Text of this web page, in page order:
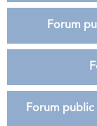
Forum
Forum public